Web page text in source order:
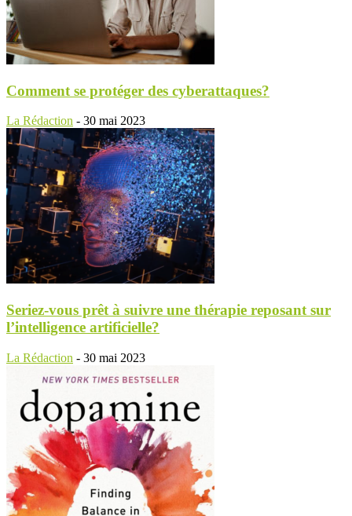
Comment se protéger des cyberattaques?
La Rédaction - 30 mai 2023
Seriez-vous prêt à suivre une thérapie reposant sur
l’intelligence artificielle?
La Rédaction - 30 mai 2023